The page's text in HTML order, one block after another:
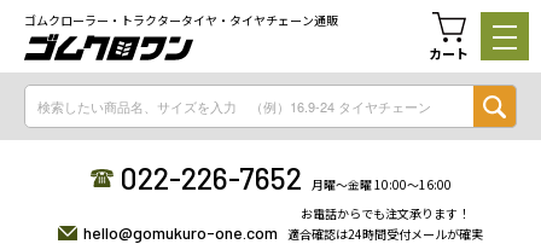
ゴムクローラー・トラクタータイヤ・タイヤチェーン通販
カート
022-226-7652 月曜〜金曜 10:00〜16:00
hello@gomukuro-one.com
お電話からでも注文承ります！
適合確認は24時間受付メールが確実